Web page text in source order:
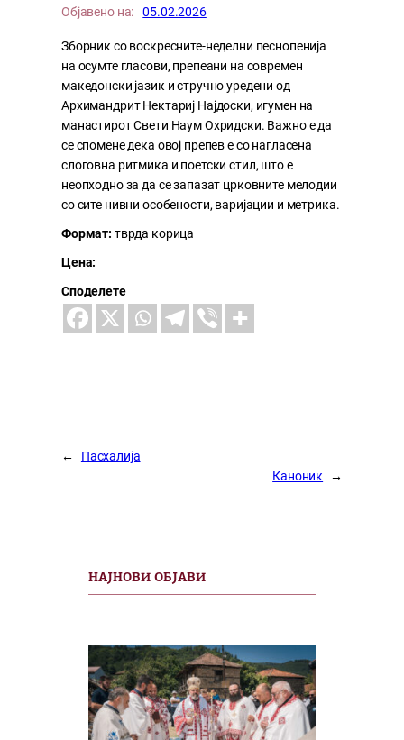
Објавено на: 05.02.2026
Зборник со воскресните-неделни песнопенија
на осумте гласови, препеани на современ
македонски јазик и стручно уредени од
Архимандрит Нектариј Најдоски, игумен на
манастирот Свети Наум Охридски. Важно е да
се спомене дека овој препев е со нагласена
слоговна ритмика и поетски стил, што е
неопходно за да се запазат црковните мелодии
со сите нивни особености, варијации и метрика.
Формат: тврда корица
Цена:
Споделете
←
Пасхалија
Каноник
→
НАЈНОВИ ОБЈАВИ